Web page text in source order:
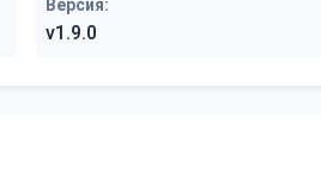
Версия:
v1.9.0